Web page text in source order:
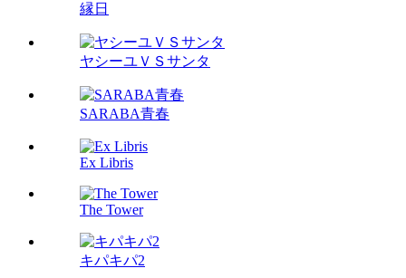
縁日
ヤシーユＶＳサンタ
SARABA青春
Ex Libris
The Tower
キパキパ2